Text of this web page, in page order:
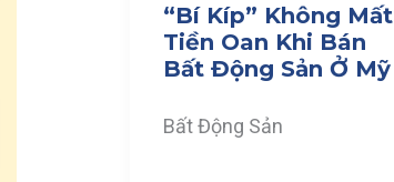
“Bí Kíp” Không Mất
Tiền Oan Khi Bán
Bất Động Sản Ở Mỹ
Bất Động Sản